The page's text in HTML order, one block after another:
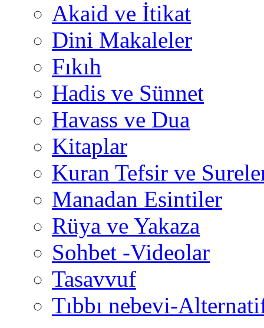
Akaid ve İtikat
Dini Makaleler
Fıkıh
Hadis ve Sünnet
Havass ve Dua
Kitaplar
Kuran Tefsir ve
Manadan Esintiler
Rüya ve Yakaza
Sohbet -Videolar
Tasavvuf
Tıbbı nebevi-